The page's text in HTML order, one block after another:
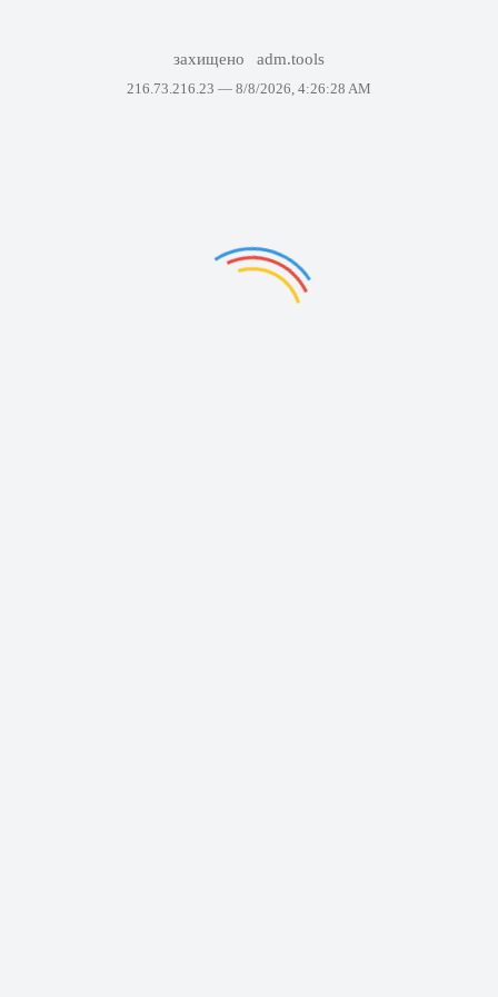
захищено adm.tools
216.73.216.23 — 8/8/2026, 4:26:28 AM